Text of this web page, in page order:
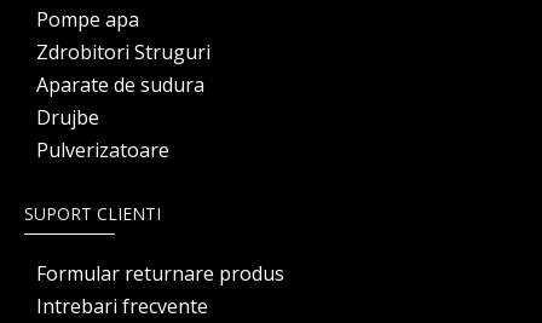
Pompe apa
Zdrobitori Struguri
Aparate de sudura
Drujbe
Pulverizatoare
SUPORT CLIENTI
Formular returnare produs
Intrebari frecvente